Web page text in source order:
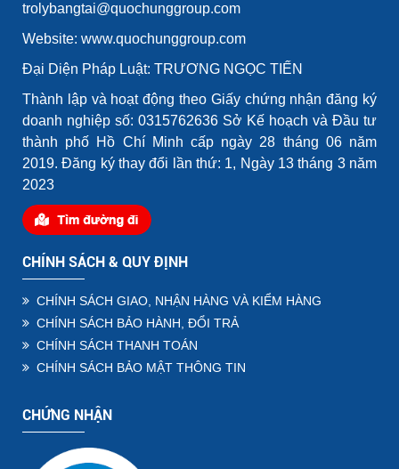
trolybangtai@quochunggroup.com
Website: www.quochunggroup.com
Đại Diện Pháp Luật: TRƯƠNG NGỌC TIẾN
Thành lập và hoạt động theo Giấy chứng nhận đăng ký
doanh nghiệp số: 0315762636 Sở Kế hoạch và Đầu tư
thành phố Hồ Chí Minh cấp ngày 28 tháng 06 năm
2019. Đăng ký thay đổi lần thứ: 1, Ngày 13 tháng 3 năm
2023
CHÍNH SÁCH & QUY ĐỊNH
CHÍNH SÁCH GIAO, NHẬN HÀNG VÀ KIỂM HÀNG
CHÍNH SÁCH BẢO HÀNH, ĐỔI TRẢ
CHÍNH SÁCH THANH TOÁN
CHÍNH SÁCH BẢO MẬT THÔNG TIN
CHỨNG NHẬN